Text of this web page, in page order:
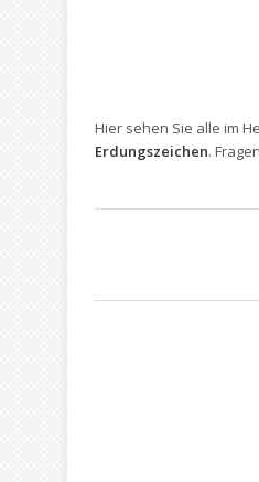
Hier sehen Sie alle im
Erdungszeichen.